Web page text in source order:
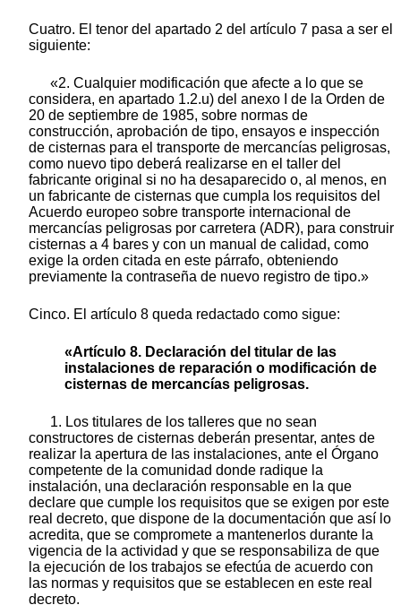
Cuatro. El tenor del apartado 2 del artículo 7 pasa a ser el
siguiente:
«2. Cualquier modificación que afecte a lo que se
considera, en apartado 1.2.u) del anexo I de la Orden de
20 de septiembre de 1985, sobre normas de
construcción, aprobación de tipo, ensayos e inspección
de cisternas para el transporte de mercancías peligrosas,
como nuevo tipo deberá realizarse en el taller del
fabricante original si no ha desaparecido o, al menos, en
un fabricante de cisternas que cumpla los requisitos del
Acuerdo europeo sobre transporte internacional de
mercancías peligrosas por carretera (ADR), para construir
cisternas a 4 bares y con un manual de calidad, como
exige la orden citada en este párrafo, obteniendo
previamente la contraseña de nuevo registro de tipo.»
Cinco. El artículo 8 queda redactado como sigue:
«Artículo 8. Declaración del titular de las
instalaciones de reparación o modificación de
cisternas de mercancías peligrosas.
1. Los titulares de los talleres que no sean
constructores de cisternas deberán presentar, antes de
realizar la apertura de las instalaciones, ante el Órgano
competente de la comunidad donde radique la
instalación, una declaración responsable en la que
declare que cumple los requisitos que se exigen por este
real decreto, que dispone de la documentación que así lo
acredita, que se compromete a mantenerlos durante la
vigencia de la actividad y que se responsabiliza de que
la ejecución de los trabajos se efectúa de acuerdo con
las normas y requisitos que se establecen en este real
decreto.